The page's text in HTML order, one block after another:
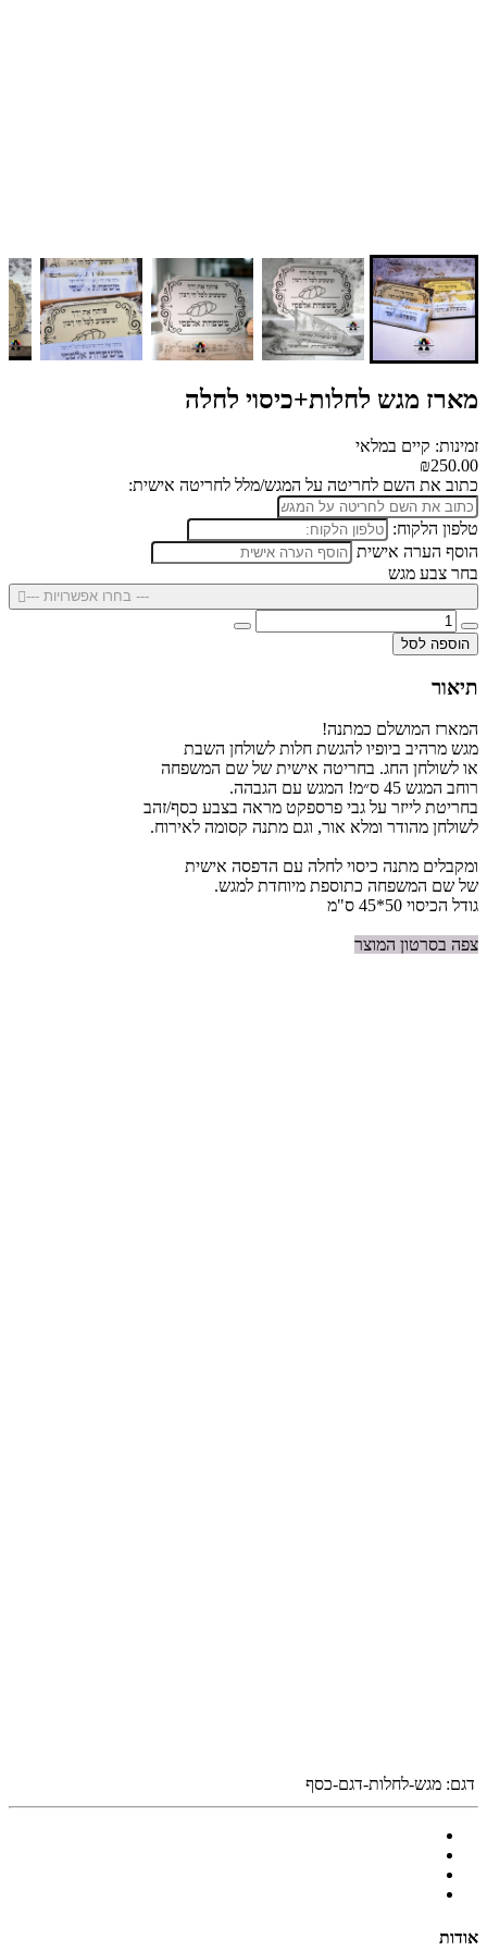
מארז מגש לחלות+כיסוי לחלה
זמינות: קיים במלאי
₪250.00
כתוב את השם לחריטה על המגש/מלל לחריטה אישית:
טלפון הלקוח:
הוסף הערה אישית
בחר צבע מגש
--- בחרו אפשרויות ---
הוספה לסל
תיאור
המארז המושלם כמתנה!
מגש מרהיב ביופיו להגשת חלות לשולחן השבת
או לשולחן החג. בחריטה אישית של שם המשפחה
רוחב המגש 45 ס״מ! המגש עם הגבהה.
בחריטת לייזר על גבי פרספקט מראה בצבע כסף/זהב
לשולחן מהודר ומלא אור, וגם מתנה קסומה לאירוח.
ומקבלים מתנה כיסוי לחלה עם הדפסה אישית
של שם המשפחה כתוספת מיוחדת למגש.
גודל הכיסוי 50*45 ס"מ
צפה בסרטון המוצר
דגם: מגש-לחלות-דגם-כסף
אודות